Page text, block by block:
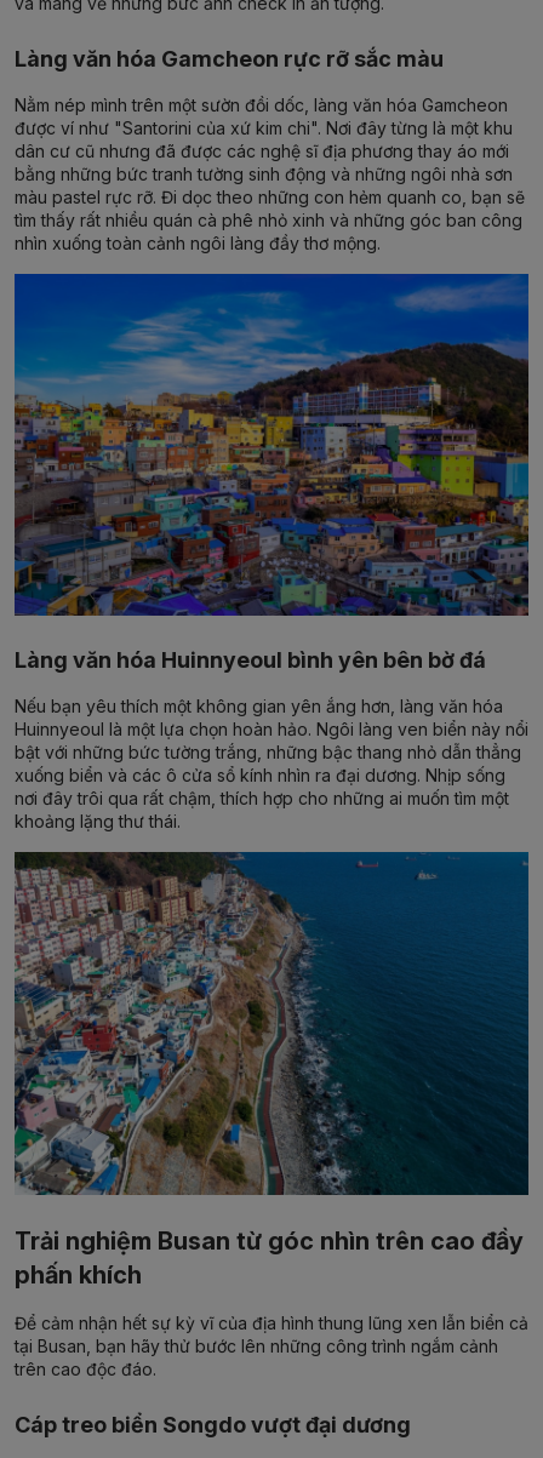
Làng văn hóa Gamcheon rực rỡ sắc màu
Nằm nép mình trên một sườn đồi dốc, làng văn hóa Gamcheon
được ví như "Santorini của xứ kim chi". Nơi đây từng là một khu
dân cư cũ nhưng đã được các nghệ sĩ địa phương thay áo mới
bằng những bức tranh tường sinh động và những ngôi nhà sơn
màu pastel rực rỡ. Đi dọc theo những con hẻm quanh co, bạn sẽ
tìm thấy rất nhiều quán cà phê nhỏ xinh và những góc ban công
nhìn xuống toàn cảnh ngôi làng đầy thơ mộng.
Làng văn hóa Huinnyeoul bình yên bên bờ đá
Nếu bạn yêu thích một không gian yên ắng hơn, làng văn hóa
Huinnyeoul là một lựa chọn hoàn hảo. Ngôi làng ven biển này nổi
bật với những bức tường trắng, những bậc thang nhỏ dẫn thẳng
xuống biển và các ô cửa sổ kính nhìn ra đại dương. Nhịp sống
nơi đây trôi qua rất chậm, thích hợp cho những ai muốn tìm một
khoảng lặng thư thái.
Trải nghiệm Busan từ góc nhìn trên cao đầy
phấn khích
Để cảm nhận hết sự kỳ vĩ của địa hình thung lũng xen lẫn biển cả
tại Busan, bạn hãy thử bước lên những công trình ngắm cảnh
trên cao độc đáo.
Cáp treo biển Songdo vượt đại dương